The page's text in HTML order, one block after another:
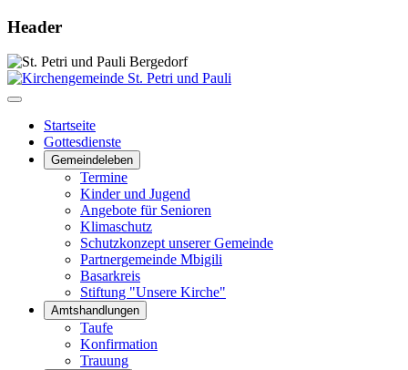
Header
Startseite
Gottesdienste
Gemeindeleben
Termine
Kinder und Jugend
Angebote für Senioren
Klimaschutz
Schutzkonzept unserer Gemeinde
Partnergemeinde Mbigili
Basarkreis
Stiftung "Unsere Kirche"
Amtshandlungen
Taufe
Konfirmation
Trauung